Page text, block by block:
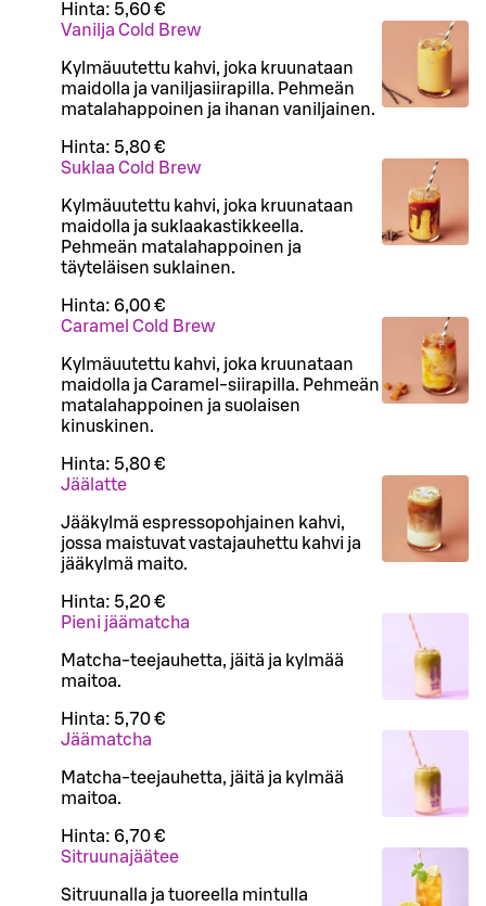
Hinta: 5,60 €
Vanilja Cold Brew
Kylmäuutettu kahvi, joka kruunataan
maidolla ja vaniljasiirapilla. Pehmeän
matalahappoinen ja ihanan vaniljainen.
Hinta: 5,80 €
Suklaa Cold Brew
Kylmäuutettu kahvi, joka kruunataan
maidolla ja suklaakastikkeella.
Pehmeän matalahappoinen ja
täyteläisen suklainen.
Hinta: 6,00 €
Caramel Cold Brew
Kylmäuutettu kahvi, joka kruunataan
maidolla ja Caramel-siirapilla. Pehmeän
matalahappoinen ja suolaisen
kinuskinen.
Hinta: 5,80 €
Jäälatte
Jääkylmä espressopohjainen kahvi,
jossa maistuvat vastajauhettu kahvi ja
jääkylmä maito.
Hinta: 5,20 €
Pieni jäämatcha
Matcha-teejauhetta, jäitä ja kylmää
maitoa.
Hinta: 5,70 €
Jäämatcha
Matcha-teejauhetta, jäitä ja kylmää
maitoa.
Hinta: 6,70 €
Sitruunajäätee
Sitruunalla ja tuoreella mintulla